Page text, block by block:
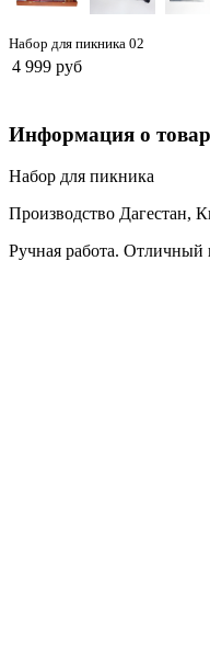
Набор для пикника 02
4 999 руб
Информация о
Набор для пикника
Производство Дагестан,
Ручная работа.